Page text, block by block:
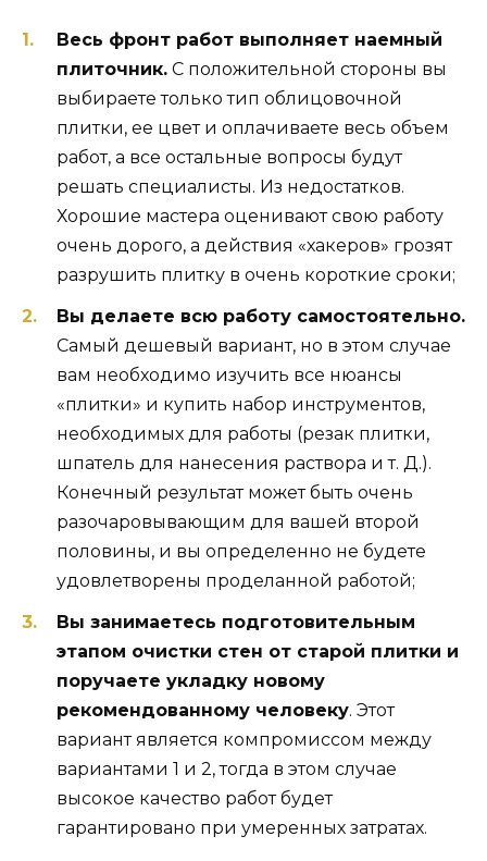
Весь фронт работ выполняет наемный
плиточник. С положительной стороны вы
выбираете только тип облицовочной
плитки, ее цвет и оплачиваете весь объем
работ, а все остальные вопросы будут
решать специалисты. Из недостатков.
Хорошие мастера оценивают свою работу
очень дорого, а действия «хакеров» грозят
разрушить плитку в очень короткие сроки;
Вы делаете всю работу самостоятельно.
Самый дешевый вариант, но в этом случае
вам необходимо изучить все нюансы
«плитки» и купить набор инструментов,
необходимых для работы (резак плитки,
шпатель для нанесения раствора и т. Д.).
Конечный результат может быть очень
разочаровывающим для вашей второй
половины, и вы определенно не будете
удовлетворены проделанной работой;
Вы занимаетесь подготовительным
этапом очистки стен от старой плитки и
поручаете укладку новому
рекомендованному человеку. Этот
вариант является компромиссом между
вариантами 1 и 2, тогда в этом случае
высокое качество работ будет
гарантировано при умеренных затратах.